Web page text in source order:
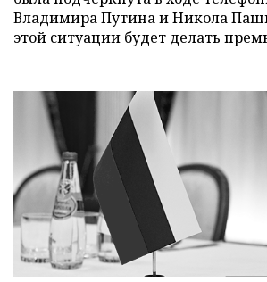
Владимира Путина и Никола
этой ситуации будет делать